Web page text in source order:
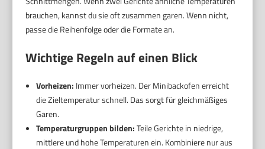
brauchen, kannst du sie oft zusammen garen. Wenn nicht,
passe die Reihenfolge oder die Formate an.
Wichtige Regeln auf einen Blick
Vorheizen: Immer vorheizen. Der Minibackofen erreicht
die Zieltemperatur schnell. Das sorgt für gleichmäßiges
Garen.
Temperaturgruppen bilden:Teile Gerichte in niedrige,
mittlere und hohe Temperaturen ein. Kombiniere nur aus